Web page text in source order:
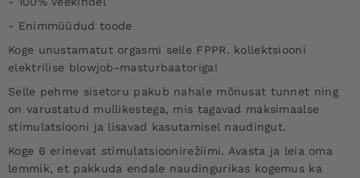
- Enimmüüdud toode
Koge unustamatut orgasmi selle FPPR. kollektsiooni
elektrilise blowjob-masturbaatoriga!
Selle pehme sisetoru pakub nahale mõnusat tunnet ning
on varustatud mullikestega, mis tagavad maksimaalse
stimulatsiooni ja lisavad kasutamisel naudingut.
Koge 6 erinevat stimulatsioonirežiimi. Avasta ja leia oma
lemmik, et pakkuda endale naudingurikas kogemus ka